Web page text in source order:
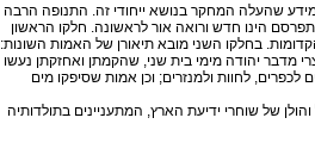
שהעלה המחקר בנושא ייחודי זה. התנופה הרבה
הינו חדש ורואה אור לראשונה. חלקו הראשון
בחלקו השני מובא תיאורן של האמות השונות:
מדבר יהודה מימי בית שני, שהקמתן ואחזקתן נעשו
לחוות ולמנזרים; וכן אמות שסיפקו מים
של שוחרי ידיעת הארץ, המתעניינים בתולדותיה